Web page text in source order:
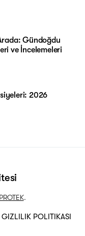
Gündoğdu
ve İncelemeleri
2026
GIZLILIK POLITIKASI
PROTEK.